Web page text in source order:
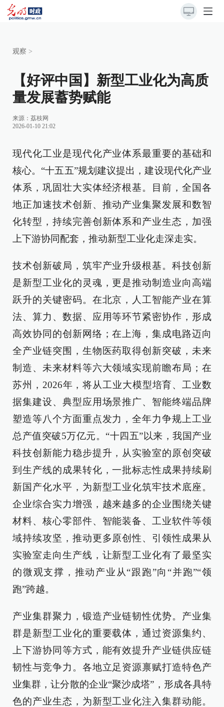
观察 >
【好评中国】新型工业化为高质
量发展蓄势赋能
来源： 荔枝网
2026-01-10 21:02
现代化工业是现代化产业体系最重要的基础和
核心。“十五五”规划建议提出，建设现代化产业
体系，巩固壮大实体经济根基。目前，全国各
地正加速技术创新、推动产业集聚发展和数智
化转型，持续完善创新体系和产业生态，加强
上下游协同配套，推动新型工业化走深走实。
技术创新破局，筑牢产业升级根基。科技创新
是新型工业化的灵魂，更是推动制造业向高端
跃升的关键密码。在北京，人工智能产业在算
法、算力、数据、应用等环节紧密协作，形成
高效协同的创新网络；在上海，集成电路迈向
全产业链突围，生物医药取得创新突破，未来
制造、未来材料等六大领域实现前瞻布局；在
苏州，2026年，将从工业大模型培育、工业数
据集建设、典型应用场景推广、智能终端品牌
塑造等八个方面重点发力，全年力争规上工业
总产值突破5万亿元。“十四五”以来，我国产业
科技创新能力稳步提升，从实验室的原创突破
到生产线的成果转化，一批标志性成果持续刷
新国产化水平，为新型工业化筑牢技术底座。
企业综合实力增强，越来越多的企业围绕关键
材料、核心零部件、智能装备、工业软件等领
域持续攻坚，推动更多原创性、引领性成果从
实验室走向生产线，让新型工业化有了最坚实
的微观支撑，推动产业从“跟跑”向“并跑”“领
跑”跨越。
产业集群聚力，锻造产业链韧性优势。产业集
群是新型工业化的重要载体，通过资源集约、
上下游协同等方式，能有效提升产业链供应链
韧性与竞争力。各地立足资源禀赋打造特色产
业集群，让分散的企业“聚沙成塔”，形成各具特
色的产业生态，为新型工业化注入集群动能。